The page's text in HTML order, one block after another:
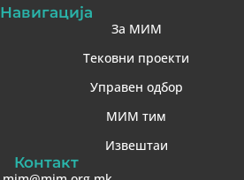
Навигација
За МИМ
Тековни проекти
Управен одбор
МИМ тим
Извештаи
Контакт